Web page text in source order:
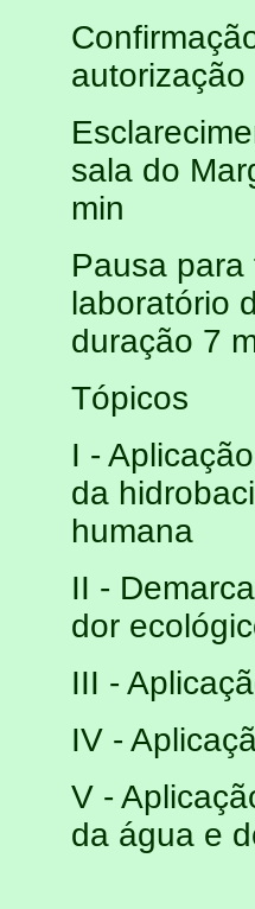
sala do
min
Pausa
laboratório
duração 7
Tópicos
I -
da
humana
II -
dor
III -
IV -
V -
da água e